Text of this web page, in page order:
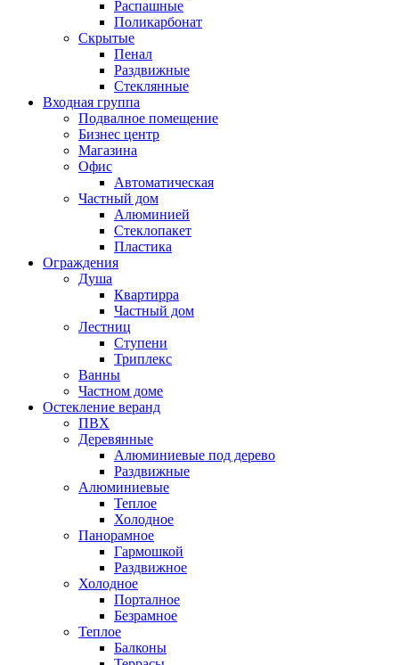
Распашные
Поликарбонат
Скрытые
Пенал
Раздвижные
Стеклянные
Входная группа
Подвалное помещение
Бизнес центр
Магазина
Офис
Автоматическая
Частный дом
Алюминией
Стеклопакет
Пластика
Ограждения
Душа
Квартирра
Частный дом
Лестниц
Ступени
Триплекс
Ванны
Частном доме
Остекление веранд
ПВХ
Деревянные
Алюминиевые под дерево
Раздвижные
Алюминиевые
Теплое
Холодное
Панорамное
Гармошкой
Раздвижное
Холодное
Порталное
Безрамное
Теплое
Балконы